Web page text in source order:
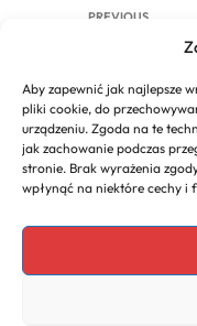
Aby zapewnić jak najlepsze
pliki cookie, do
urządzeniu. Zgoda na te
jak zachowanie podczas
stronie. Brak wyrażenia
wpłynąć na niektóre cechy i
PREVIOUS
Jak założyć
Jak zapłacić
Copyright 2026. All